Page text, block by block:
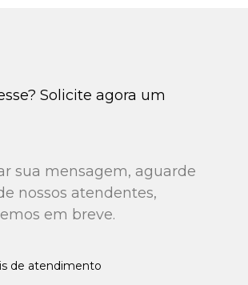
Solicite agora um
sua mensagem, aguarde
nossos atendentes,
em breve.
de atendimento